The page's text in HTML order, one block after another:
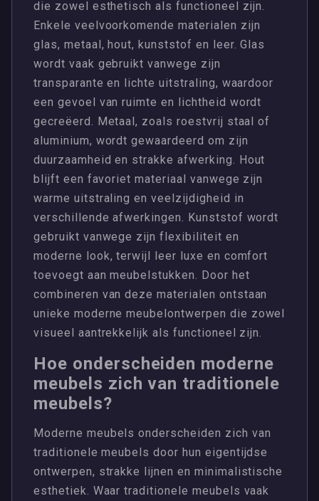
die zowel esthetisch als functioneel zijn.
Enkele veelvoorkomende materialen zijn
glas, metaal, hout, kunststof en leer. Glas
wordt vaak gebruikt vanwege zijn
transparante en lichte uitstraling, waardoor
een gevoel van ruimte en lichtheid wordt
gecreëerd. Metaal, zoals roestvrij staal of
aluminium, wordt gewaardeerd om zijn
duurzaamheid en strakke afwerking. Hout
blijft een favoriet materiaal vanwege zijn
warme uitstraling en veelzijdigheid in
verschillende afwerkingen. Kunststof wordt
gebruikt vanwege zijn flexibiliteit en
moderne look, terwijl leer luxe en comfort
toevoegt aan meubelstukken. Door het
combineren van deze materialen ontstaan
unieke moderne meubelontwerpen die zowel
visueel aantrekkelijk als functioneel zijn.
Hoe onderscheiden moderne
meubels zich van traditionele
meubels?
Moderne meubels onderscheiden zich van
traditionele meubels door hun eigentijdse
ontwerpen, strakke lijnen en minimalistische
esthetiek. Waar traditionele meubels vaak